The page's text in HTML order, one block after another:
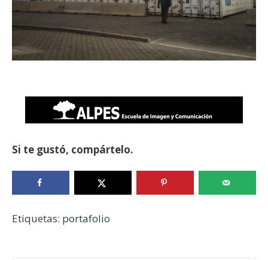
Si te gustó, compártelo.
Etiquetas: portafolio